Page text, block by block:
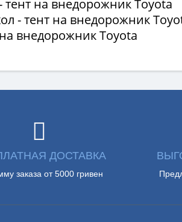
на внедорожник Toyota
- тент на внедорожник
внедорожник Toyota
ДОСТАВКА
заказа от 5000 гривен